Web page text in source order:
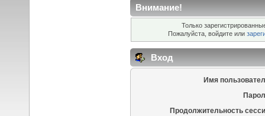
Внимание!
Только
Пожалуйста, войдите или
Вход
Имя
Продолжительность